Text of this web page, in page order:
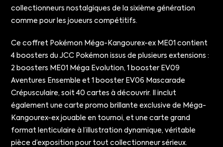
collectionneurs nostalgiques de la sixième génération
comme pour les joueurs compétitifs.
Ce coffret Pokémon Méga-Kangourex-ex ME01 contient
4 boosters du JCC Pokémon issus de plusieurs extensions :
2 boosters ME01 Méga Evolution, 1 booster EV09
Aventures Ensemble et 1 booster EV06 Mascarade
Crépusculaire, soit 40 cartes à découvrir. Il inclut
également une carte promo brillante exclusive de Méga-
Kangourex-ex jouable en tournoi, et une carte grand
format lenticulaire à l’illustration dynamique, véritable
pièce d’exposition pour tout collectionneur sérieux.